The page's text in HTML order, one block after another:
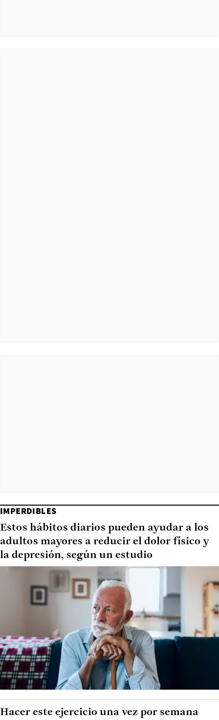
IMPERDIBLES
Estos hábitos diarios pueden ayudar a los
adultos mayores a reducir el dolor físico y
la depresión, según un estudio
Hacer este ejercicio una vez por semana